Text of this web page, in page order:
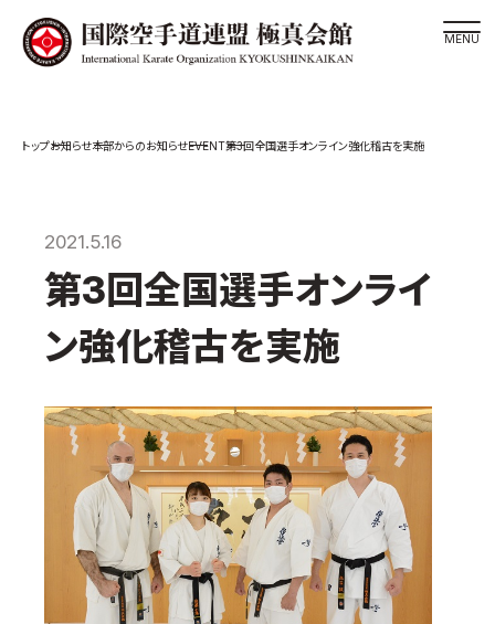
大山倍達総裁 紹介
松井章奎館長 紹介
極真の歴史
極真会館の概要
役員紹介
各委員会紹介
国際空手道連盟について
お知らせ
本部からのお知らせ
お知らせ本部からのお知らせEVENT第3回全国選手オンライン強化稽古を実施
2021.5.16
第3回全国選手オンライ
ン強化稽古を実施